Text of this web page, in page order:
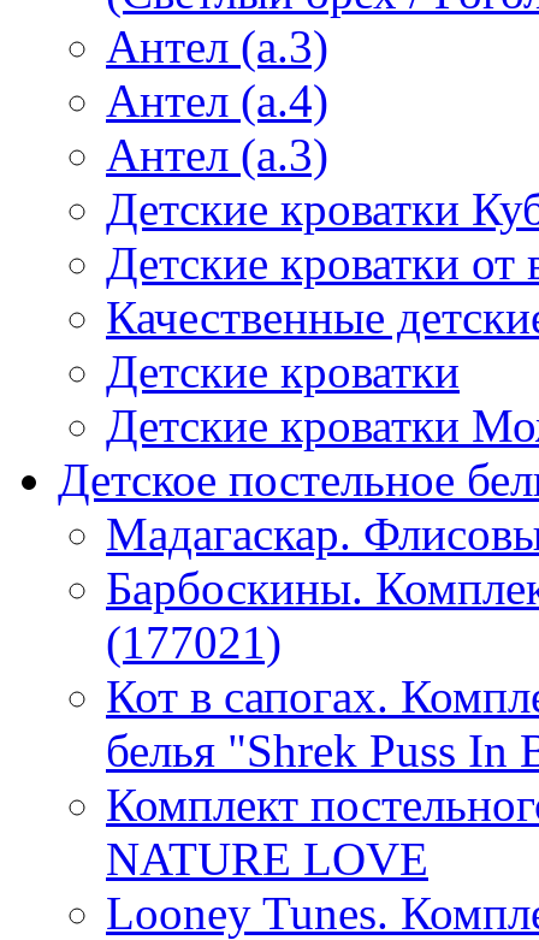
Антел (а.3)
Антел (а.4)
Антел (а.3)
Детские кроватки
Детские кроватки
Качественные
Детские кроватки
Детские кроватки
Детское постельное
Мадагаскар.
Барбоскины.
(177021)
Кот в сапогах.
белья "Shrek Puss In
Комплект
NATURE LOVE
Looney Tunes.